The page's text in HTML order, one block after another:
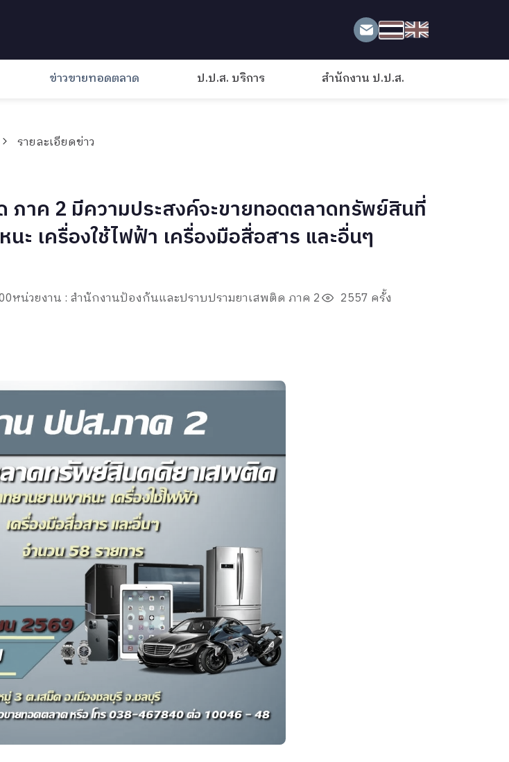
ข่าวขายทอดตลาด ป.ป.ส. บริการ สำนักงาน ป.ป.ส.
รายละเอียดข่าว
ภาค 2 มีความประสงค์จะขายทอดตลาดทรัพย์สินที่
ะ เครื่องใช้ไฟฟ้า เครื่องมือสื่อสาร และอื่นๆ
หน่วยงาน : สำนักงานป้องกันและปราบปรามยาเสพติด ภาค 2
2557 ครั้ง